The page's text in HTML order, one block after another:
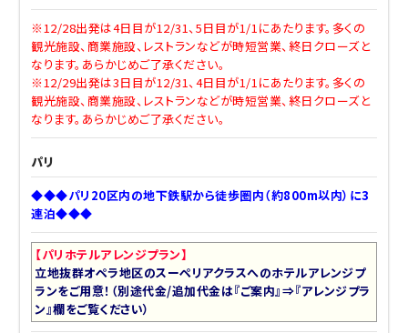
※12/28出発は4日目が12/31、5日目が1/1にあたります。多くの
観光施設、商業施設、レストランなどが時短営業、終日クローズと
なります。あらかじめご了承ください。
※12/29出発は3日目が12/31、4日目が1/1にあたります。多くの
観光施設、商業施設、レストランなどが時短営業、終日クローズと
なります。あらかじめご了承ください。
パリ
◆◆◆パリ20区内の地下鉄駅から徒歩圏内（約800m以内）に3
連泊◆◆◆
【パリホテルアレンジプラン】
立地抜群オペラ地区のスーペリアクラスへのホテルアレンジプ
ランをご用意！（別途代金/追加代金は『ご案内』⇒『アレンジプラ
ン』欄をご覧ください）